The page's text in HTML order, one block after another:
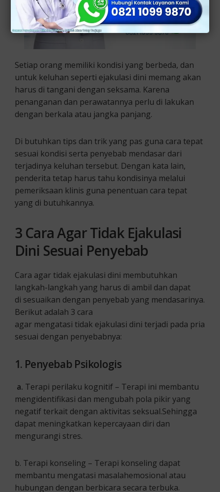
Setiap orang memiliki kondisi yang berbeda, dan
untuk keluhan seperti ejakulasi dini memang akan
harus di tangani dengan seksama. Karena
penanganan dan perawatannya perlu di lakukan
dengan berkala atau jangka panjang.
Di butuhkan tips dan trik yang pas guna cara tepat
sesuai kondisi serta penyebab mendasar dari
terjadinya keluhan tersebut. Dengan kata lain,
penderita tetap harus tahu kondisinya melalui
pemeriksaan klinis guna penentuan cara tepat
yang di butuhkannya.
3 Cara Agar Tidak Ejakulasi
Dini Sesuai Penyebab
Cara agar tidak ejakulasi dini membutuhkan
langkah-langkah yang harus di ambil dan dapat
di sesuaikan dengan penyebab yang mendasarinya.
Berikut adalah 3 cara
agar mengatasi tidak ejakulasi dini terjadi pada pria
sesuai dengan penyebabnya:
1. Penyebab Psikologis
a. Terapi perilaku kognitif – Terapi ini membantu
mengidentifikasi dan mengubah pola pikir yang
negatif terkait dengan aktivitas seksual.Sehingga
dapat meningkatkan kepercayaan diri dan
mengurangi stres.
b. Terapi konseling – Terapi konseling dapat
membantu mengatasi masalahemosional atau
hubungan dengan berbicara secara terbuka.